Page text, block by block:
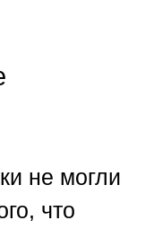
не могли
что